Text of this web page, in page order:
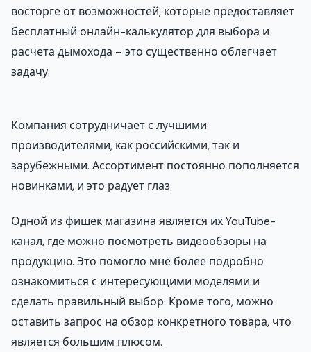
восторге от возможностей, которые предоставляет
бесплатный онлайн-калькулятор для выбора и
расчета дымохода – это существенно облегчает
задачу.
Компания сотрудничает с лучшими
производителями, как российскими, так и
зарубежными. Ассортимент постоянно пополняется
новинками, и это радует глаз.
Одной из фишек магазина является их YouTube-
канал, где можно посмотреть видеообзоры на
продукцию. Это помогло мне более подробно
ознакомиться с интересующими моделями и
сделать правильный выбор. Кроме того, можно
оставить запрос на обзор конкретного товара, что
является большим плюсом.